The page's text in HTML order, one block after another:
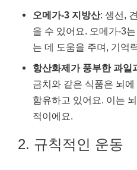
오메가-3 지방산: 생선,
을 수 있어요. 오메가-3
는 데 도움을 주며, 기억
항산화제가 풍부한 과일
금치와 같은 식품은 뇌
함유하고 있어요. 이는
적이에요.
2. 규칙적인 운동